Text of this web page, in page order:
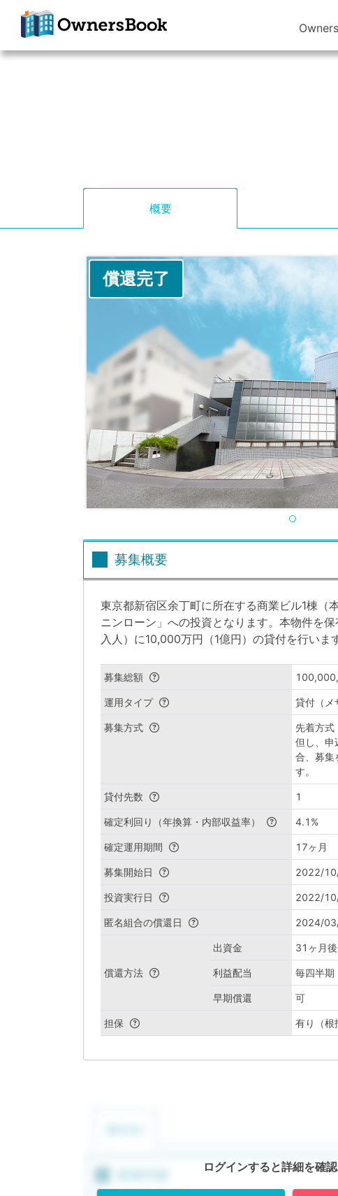
クラウドファン
概要
償還完了
募集概要
東京都新宿区余丁町に所在する商業ビル1棟（
ニンローン」への投資となります。本物件を
入人）に10,000万円（1億円）の貸付を行います
募集総額
運用タイプ 貸付（メ
募集方式
先着方式
但し、申
合、募集
す。
貸付先数 1
確定利回り（年換算・内部収益率） 4.1%
確定運用期間 17ヶ月
募集開始日 2022/
投資実行日 2022/
匿名組合の償還日 2024/
償還方法
出資金 31ヶ月
利益配当 毎四半期
早期償還 可
担保 有り（根
ログインすると詳細を確